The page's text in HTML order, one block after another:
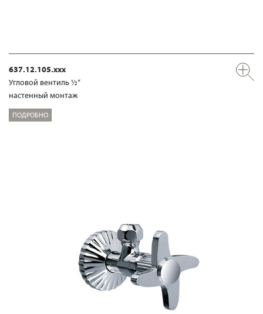
637.12.105.xxx
Угловой вентиль ½“
настенный монтаж
ПОДРОБНО